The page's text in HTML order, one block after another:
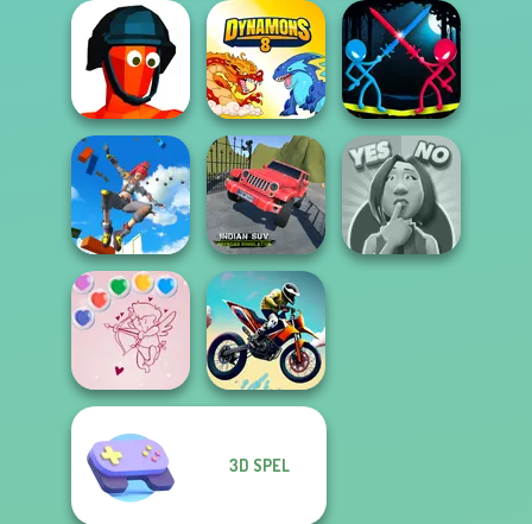
Funny Shooter Dynamons 8
Stick Duel:
Medieval Wars
Only Up 3D
Parkour Go
Ascend
Indian SUV
Offroad
Simulator
Bubble Shooter
Valentine
3D SPEL